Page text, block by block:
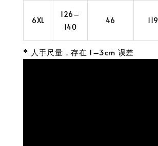
6XL
126–
140
46 119
* 人手尺量，存在 1–3cm 误差